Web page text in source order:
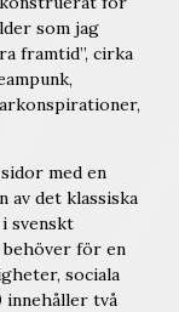
som jag
framtid”, cirka
med en
av det klassiska
svenskt
behöver för en
sociala
innehåller två